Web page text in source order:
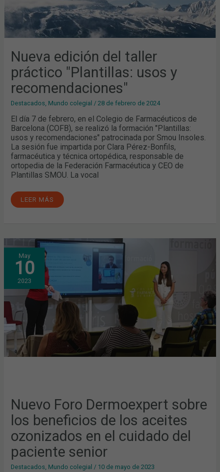
Nueva edición del taller
práctico "Plantillas: usos y
recomendaciones"
Destacados Mundo colegial /28 de febrero de 2024
El día 7 de febrero, en el Colegio de Farmacéuticos de
Barcelona (COFB), se realizó la formación "Plantillas:
usos y recomendaciones" patrocinada por Smou Insoles.
La sesión fue impartida por Clara Pérez-Bonfils,
farmacéutica y técnica ortopédica, responsable de
ortopedia de la Federación Farmacéutica y CEO de
Plantillas SMOU. La vocal
LEER MÁS
May
10
2023
Nuevo Foro Dermoexpert sobre
los beneficios de los aceites
ozonizados en el cuidado del
paciente senior
Destacados Mundo colegial / 10 de mayo de 2023
NUEVO
FORO
DERMOEXPERT
SOBRE
LOS
BENEFICIOS
DE
LOS
ACEITES
OZONIZADOS
EN
EL
CUIDADO
DEL
PACIENTE
SENIOR